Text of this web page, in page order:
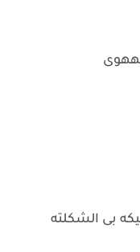
بى الشكلته